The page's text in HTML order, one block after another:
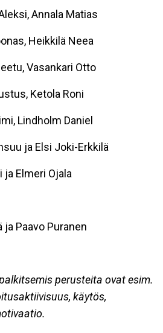
Annala Matias
Heikkilä Neea
Vasankari Otto
Ketola Roni
Lindholm Daniel
ja Elsi Joki-Erkkilä
ja Elmeri Ojala
Paavo Puranen
perusteita ovat esim.
käytös,